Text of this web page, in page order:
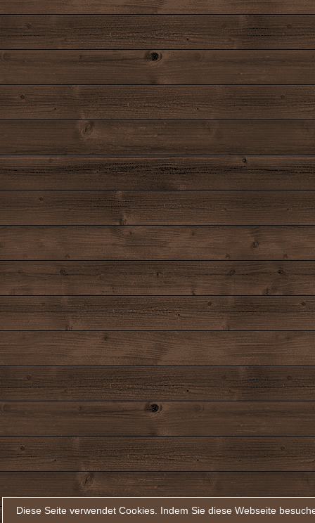
Diese Seite verwendet Cookies. Indem Sie diese Webseite